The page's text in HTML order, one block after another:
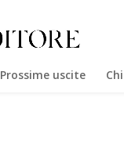
Prossime uscite